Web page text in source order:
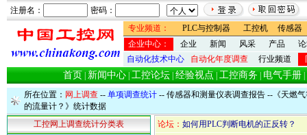
注册名：
密码：
专业频道：
PLC与控制器 工控机
传感器
企业中心：
企业 新闻 风采 产品
自动化技术中心
自动化年度调查 行业频道
首页 新闻中心 工控论坛 经验视点 工控商务 电气手册
所在位置： 网上调查 -- 单项调查统计 -- 传感器和测量仪表调查报告 --《天燃
的流量计？》统计数据
工控网上调查统计分类表
论坛： 如何用PLC判断电机的正反转？